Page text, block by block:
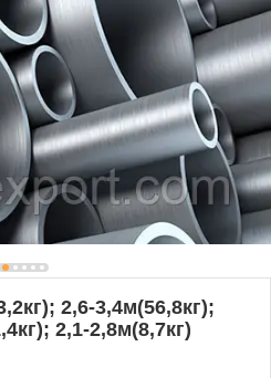
2,6-3,4м(56,8кг);
2,1-2,8м(8,7кг)